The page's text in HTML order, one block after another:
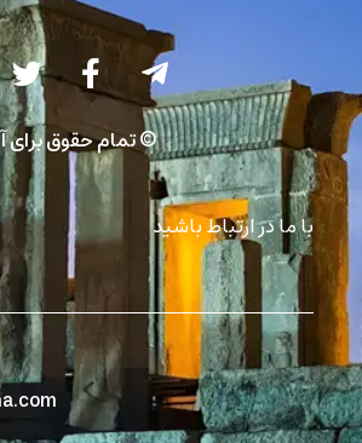
© تمام حقوق
با ما در ارتباط باشید